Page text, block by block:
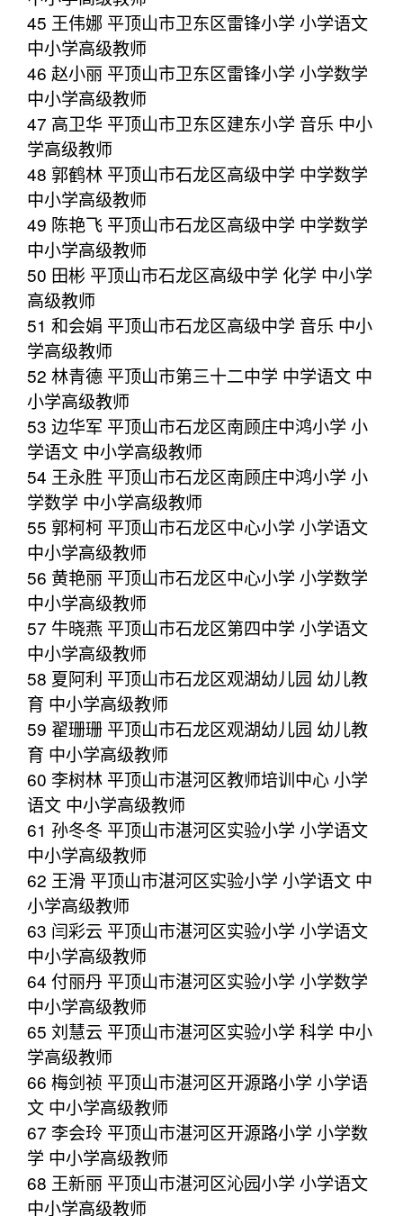
45 王伟娜 平顶山市卫东区雷锋小学 小学语文
中小学高级教师
46 赵小丽 平顶山市卫东区雷锋小学 小学数学
中小学高级教师
47 高卫华 平顶山市卫东区建东小学 音乐 中小
学高级教师
48 郭鹤林 平顶山市石龙区高级中学 中学数学
中小学高级教师
49 陈艳飞 平顶山市石龙区高级中学 中学数学
中小学高级教师
50 田彬 平顶山市石龙区高级中学 化学 中小学
高级教师
51 和会娟 平顶山市石龙区高级中学 音乐 中小
学高级教师
52 林青德 平顶山市第三十二中学 中学语文 中
小学高级教师
53 边华军 平顶山市石龙区南顾庄中鸿小学 小
学语文 中小学高级教师
54 王永胜 平顶山市石龙区南顾庄中鸿小学 小
学数学 中小学高级教师
55 郭柯柯 平顶山市石龙区中心小学 小学语文
中小学高级教师
56 黄艳丽 平顶山市石龙区中心小学 小学数学
中小学高级教师
57 牛晓燕 平顶山市石龙区第四中学 小学语文
中小学高级教师
58 夏阿利 平顶山市石龙区观湖幼儿园 幼儿教
育 中小学高级教师
59 翟珊珊 平顶山市石龙区观湖幼儿园 幼儿教
育 中小学高级教师
60 李树林 平顶山市湛河区教师培训中心 小学
语文 中小学高级教师
61 孙冬冬 平顶山市湛河区实验小学 小学语文
中小学高级教师
62 王滑 平顶山市湛河区实验小学 小学语文 中
小学高级教师
63 闫彩云 平顶山市湛河区实验小学 小学语文
中小学高级教师
64 付丽丹 平顶山市湛河区实验小学 小学数学
中小学高级教师
65 刘慧云 平顶山市湛河区实验小学 科学 中小
学高级教师
66 梅剑祯 平顶山市湛河区开源路小学 小学语
文 中小学高级教师
67 李会玲 平顶山市湛河区开源路小学 小学数
学 中小学高级教师
68 王新丽 平顶山市湛河区沁园小学 小学语文
中小学高级教师